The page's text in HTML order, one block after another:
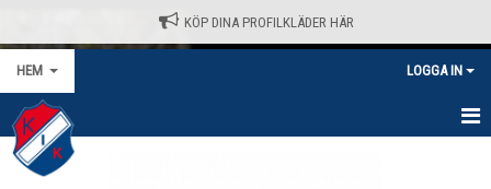
KÖP DINA PROFILKLÄDER HÄR
HEM LOGGA IN
HEM